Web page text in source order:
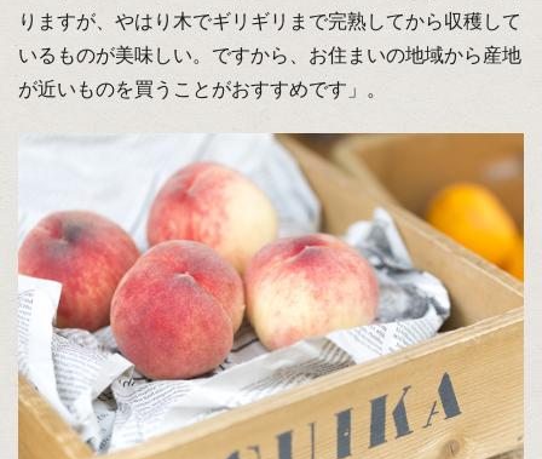
りますが、やはり木でギリギリまで完熟してから収穫して
いるものが美味しい。ですから、お住まいの地域から産地
が近いものを買うことがおすすめです」。